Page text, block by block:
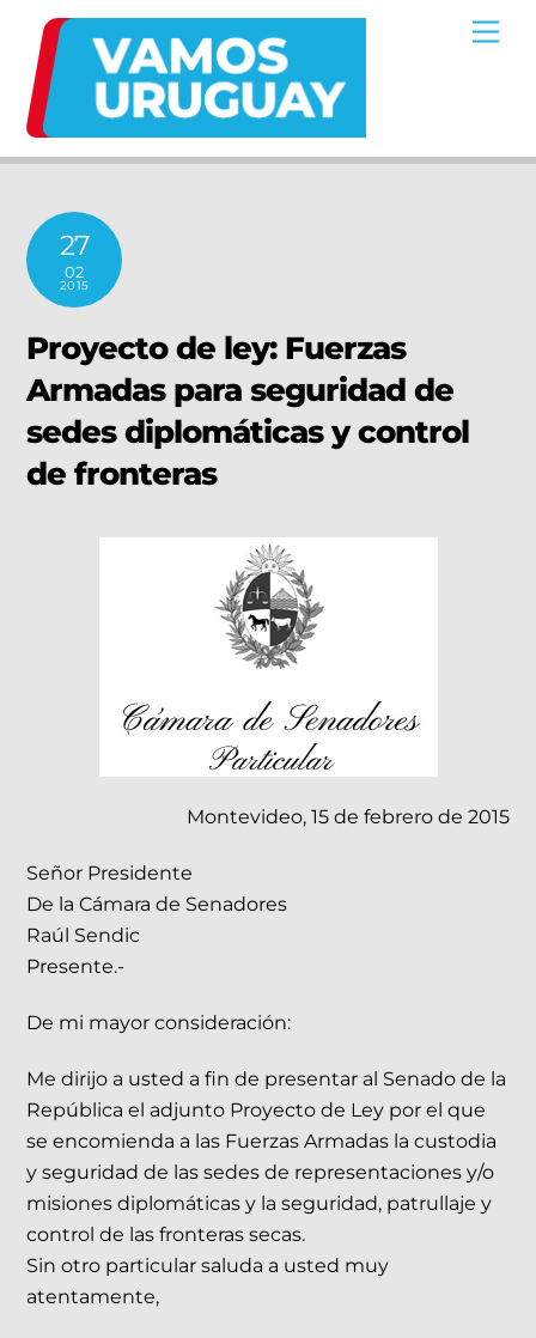
content
27
02
2015
Proyecto de ley: Fuerzas
Armadas para seguridad de
sedes diplomáticas y control
de fronteras
Montevideo, 15 de febrero de 2015
Señor Presidente
De la Cámara de Senadores
Raúl Sendic
Presente.-
De mi mayor consideración:
Me dirijo a usted a fin de presentar al Senado de la
República el adjunto Proyecto de Ley por el que
se encomienda a las Fuerzas Armadas la custodia
y seguridad de las sedes de representaciones y/o
misiones diplomáticas y la seguridad, patrullaje y
control de las fronteras secas.
Sin otro particular saluda a usted muy
atentamente,